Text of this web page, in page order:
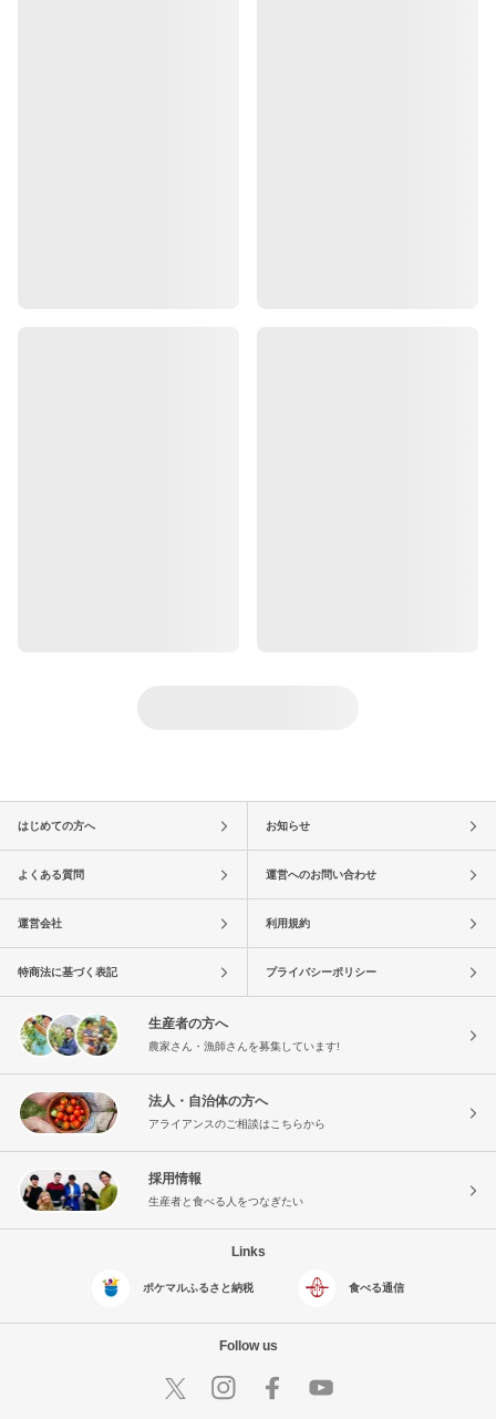
はじめての方へ お知らせ
よくある質問 運営へのお問い合わせ
運営会社 利用規約
特商法に基づく表記 プライバシーポリシー
生産者の方へ
農家さん・漁師さんを募集しています!
法人・自治体の方へ
アライアンスのご相談はこちらから
採用情報
生産者と食べる人をつなぎたい
Links
ポケマルふるさと納税 食べる通信
Follow us